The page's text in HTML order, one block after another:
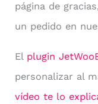
página de
un pedido en
El plugin
personalizar al
vídeo te lo